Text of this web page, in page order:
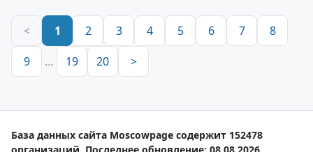
< 1 2 3 4 5 6 7
8
9
… 19 20 >
База данных сайта Moscowpage содержит 152478